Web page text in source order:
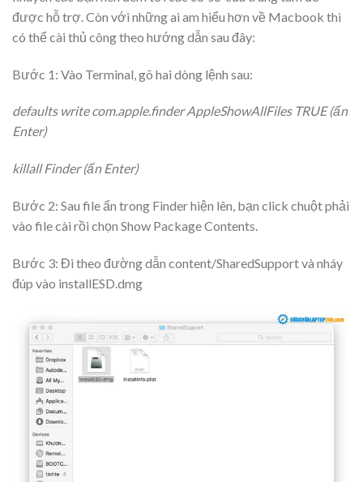
được hỗ trợ. Còn với những ai am hiểu hơn về Macbook thì
có thể cài thủ công theo hướng dẫn sau đây:
Bước 1: Vào Terminal, gõ hai dòng lệnh sau:
defaults write com.apple.finder AppleShowAllFiles TRUE (ấn
Enter)
killall Finder (ấn Enter)
Bước 2: Sau file ẩn trong Finder hiện lên, bạn click chuột phải
vào file cài rồi chọn Show Package Contents.
Bước 3: Đi theo đường dẫn content/SharedSupport và nháy
đúp vào installESD.dmg